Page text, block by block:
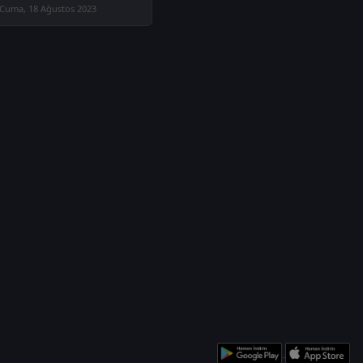
Cuma, 18 Ağustos 2023